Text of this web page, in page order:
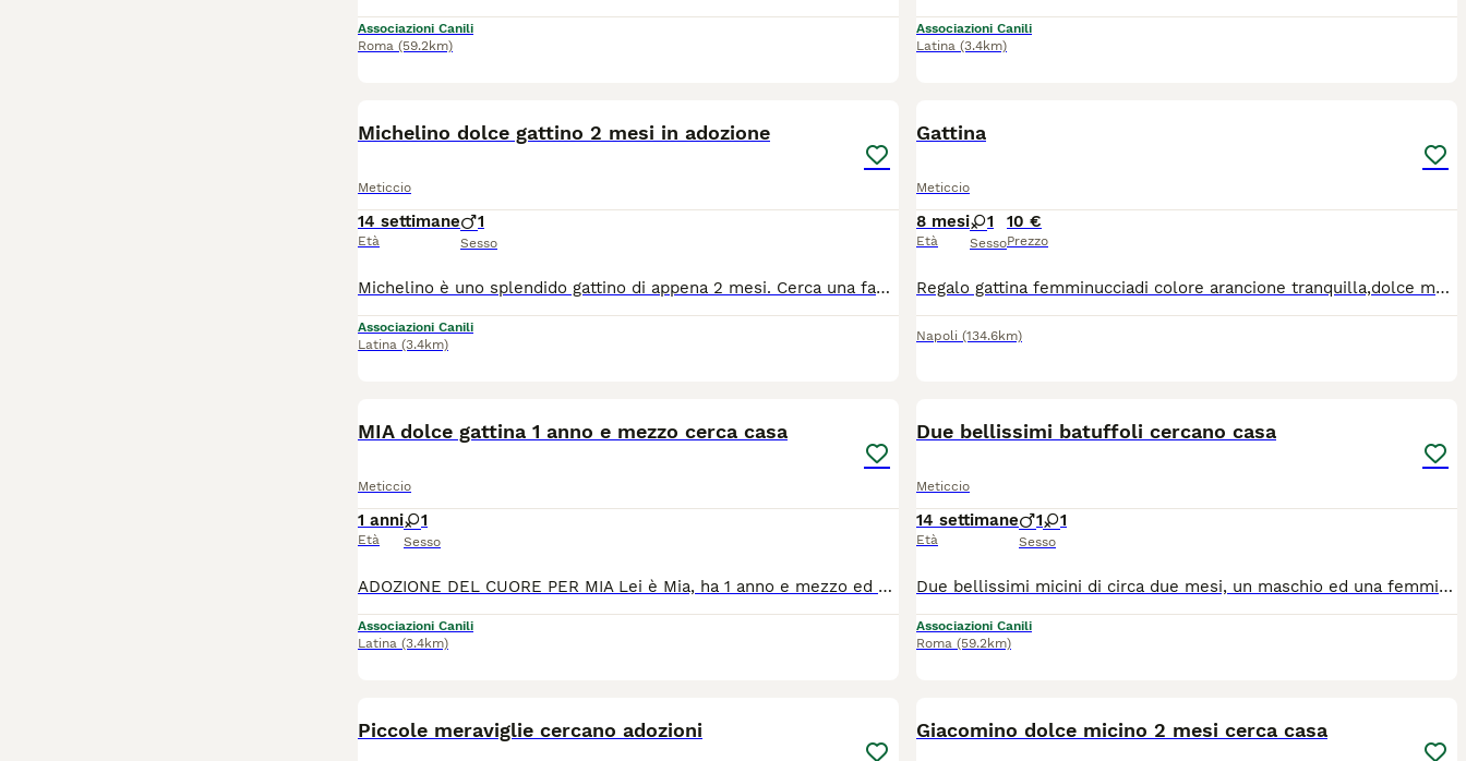
Associazioni Canili
Roma (59.2km)
Associazioni Canili
Latina (3.4km)
Michelino dolce gattino 2 mesi in adozione
Meticcio
14 settimane
Età
1
Sesso
Michelino è uno splendido gattino di appena 2 mesi. Cerca una famiglia che lo accolga e lo ami per sempre. E' curioso, dolcissimo e stan scoprendo il mondo con tutta la tenerezza che solo i cuccioli sanno regalare. Cercauna casa sicura e piena d'affetto. Se stai pensando di allargare la tua famiglia con un piccolo amico a quattro zampe, Michelino ti aspetta. Si trova a Latina (Lazio) Per tutte le informazioni che riguardano la sua adozione manda un messaggio al 3518504528 Associazione oltre i confini di specie Odv
Associazioni Canili
Latina (3.4km)
Gattina
Meticcio
8 mesi
Età
1
Sesso
10 €
Prezzo
Regalo gattina femminucciadi colore arancione tranquilla,dolce ma soprattutto coccolosa la dono a persone che abbiano tempo e tanto amore ad disposizione
Napoli (134.6km)
MIA dolce gattina 1 anno e mezzo cerca casa
Meticcio
1 anni
Età
1
Sesso
ADOZIONE DEL CUORE PER MIA Lei è Mia, ha 1 anno e mezzo ed è una dolcezza infinita È sterilizzata, testata fiv/felv e ha un carattere meraviglioso: è buonissima con le persone e va d’accordo con tutti gli animali Mia ha però una particolarità: è epilettica. Le sue crisi sono sporadiche, quindi al momento non segue alcuna terapia. Con un po’ di attenzione può avere una vita serena e felice, proprio come merita Cerchiamo per lei una famiglia consapevole e amorevole Preferibilmente senza cani, anche se lei li adora, perché durante una crisi potrebbero involontariamente farle del male. Eventualmente ci fossero altri cani in casa, è importante che in assenza del proprietario vengano tenuti separati. Mia ha tanto amore da dare e aspetta solo qualcuno disposto a darle una possibilità Si trova a Latina (Lazio) Scrivici al 3518504528 per conoscerla e darle la possibilità di una nuova vita! Associazione oltre i confini di specie Odv
Associazioni Canili
Latina (3.4km)
Due bellissimi batuffoli cercano casa
Meticcio
14 settimane
Età
1 1
Sesso
Due bellissimi micini di circa due mesi, un maschio ed una femminuccia, salvati dalla morte. Ora sono al sicuro, mangiano e giocano felici, hanno tanta voglia di vivere. Cercano casa. Si trovano a FRASCATI (RM). Per informazioni sulla sua adozione scrivere a Francesca al n. 3406240148. Con Tendi la zampa aps
Associazioni Canili
Roma (59.2km)
Piccole meraviglie cercano adozioni Giacomino dolce micino 2 mesi cerca casa